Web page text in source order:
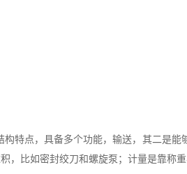
点，具备多个功能，输送，其二是能
，比如密封绞刀和螺旋泵；计量是靠称